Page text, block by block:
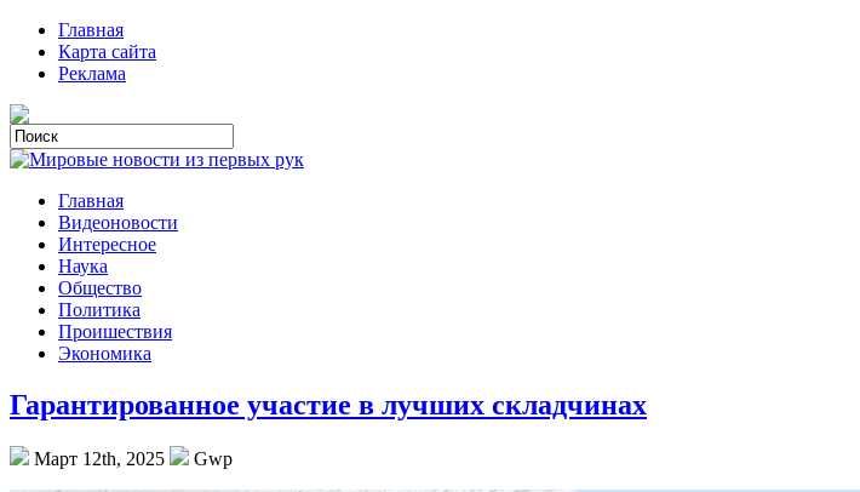
Главная
Карта сайта
Реклама
Главная
Видеоновости
Интересное
Наука
Общество
Политика
Проишествия
Экономика
Гарантированное участие в лучших складчинах
Март 12th, 2025 Gwp